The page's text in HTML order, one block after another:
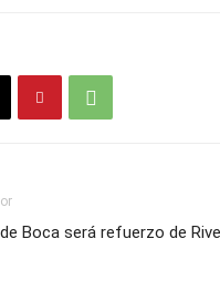
Boca será refuerzo de